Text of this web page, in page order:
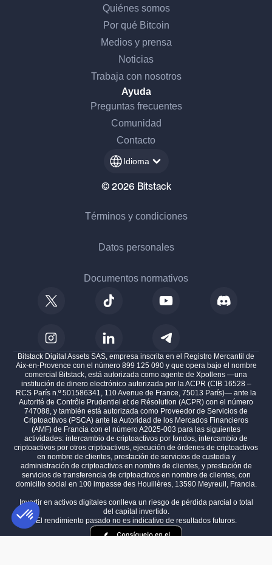
Quiénes somos
Por qué Bitcoin
Medios y prensa
Noticias
Trabaja con nosotros
Ayuda
Preguntas frecuentes
Comunidad
Contacto
Idioma
© 2026 Bitstack
Términos y condiciones
Datos personales
Documentos normativos
Bitstack Digital Assets SAS, empresa inscrita en el Registro Mercantil de
Aix-en-Provence con el número 899 125 090 y que opera bajo el nombre
comercial Bitstack, está autorizada como agente de Xpollens —una
institución de dinero electrónico autorizada por la ACPR (CIB 16528 –
RCS París n.º 501586341, 110 Avenue de France, 75013 París)— ante la
Autorité de Contrôle Prudentiel et de Résolution (ACPR) con el número
747088, y también está autorizada como Proveedor de Servicios de
Criptoactivos (PSCA) ante la Autoridad de los Mercados Financieros
(AMF) de Francia con el número A2025-003 para las siguientes
actividades: intercambio de criptoactivos por fondos, intercambio de
criptoactivos por otros criptoactivos, ejecución de órdenes de criptoactivos
en nombre de clientes, prestación de servicios de custodia y
administración de criptoactivos en nombre de clientes, y prestación de
servicios de transferencia de criptoactivos en nombre de clientes, con
domicilio social en 100 impasse des Houillères, 13590 Meyreuil, Francia.
Invertir en activos digitales conlleva un riesgo de pérdida parcial o total
del capital invertido.
El rendimiento pasado no es indicativo de resultados futuros.